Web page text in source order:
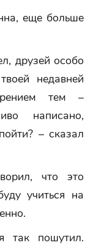
еще больше
друзей особо
недавней
тем –
написано,
– сказал
что это
учиться на
так пошутил.